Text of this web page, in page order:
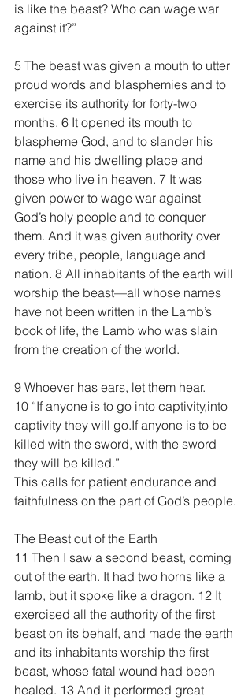
is like the beast? Who can wage war
against it?”
5 The beast was given a mouth to utter
proud words and blasphemies and to
exercise its authority for forty-two
months. 6 It opened its mouth to
blaspheme God, and to slander his
name and his dwelling place and
those who live in heaven. 7 It was
given power to wage war against
God’s holy people and to conquer
them. And it was given authority over
every tribe, people, language and
nation. 8 All inhabitants of the earth will
worship the beast—all whose names
have not been written in the Lamb’s
book of life, the Lamb who was slain
from the creation of the world.
9 Whoever has ears, let them hear.
10 “If anyone is to go into captivity,into
captivity they will go.If anyone is to be
killed with the sword, with the sword
they will be killed.”
This calls for patient endurance and
faithfulness on the part of God’s people.
The Beast out of the Earth
11 Then I saw a second beast, coming
out of the earth. It had two horns like a
lamb, but it spoke like a dragon. 12 It
exercised all the authority of the first
beast on its behalf, and made the earth
and its inhabitants worship the first
beast, whose fatal wound had been
healed. 13 And it performed great